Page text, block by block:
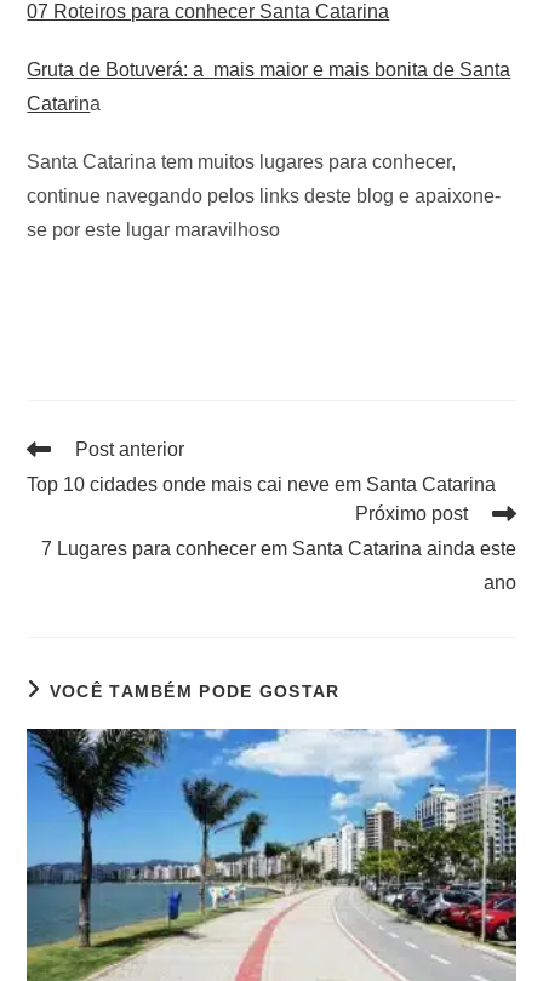
07 Roteiros para conhecer Santa Catarina
Gruta de Botuverá: a mais maior e mais bonita de Santa
Catarina
Santa Catarina tem muitos lugares para conhecer,
continue navegando pelos links deste blog e apaixone-
se por este lugar maravilhoso
Post anterior
Top 10 cidades onde mais cai neve em Santa Catarina
Próximo post
7 Lugares para conhecer em Santa Catarina ainda este
ano
VOCÊ TAMBÉM PODE GOSTAR